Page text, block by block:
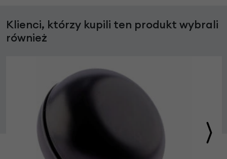
Klienci, którzy kupili ten produkt wybrali
również